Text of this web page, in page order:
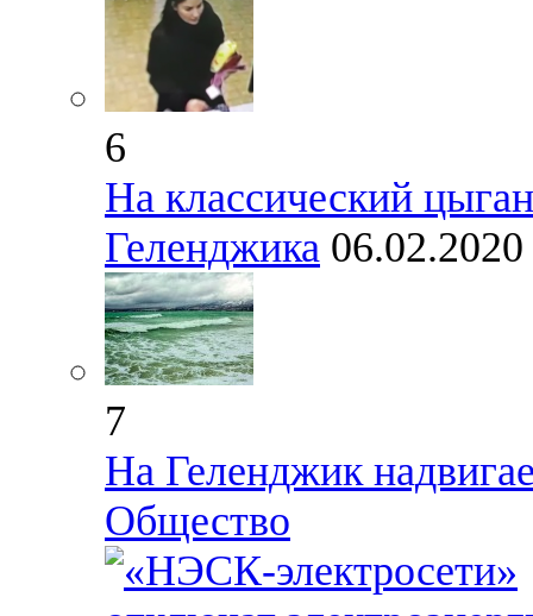
6
На классический
Геленджика 06.02.2020
7
На Геленджик
Общество